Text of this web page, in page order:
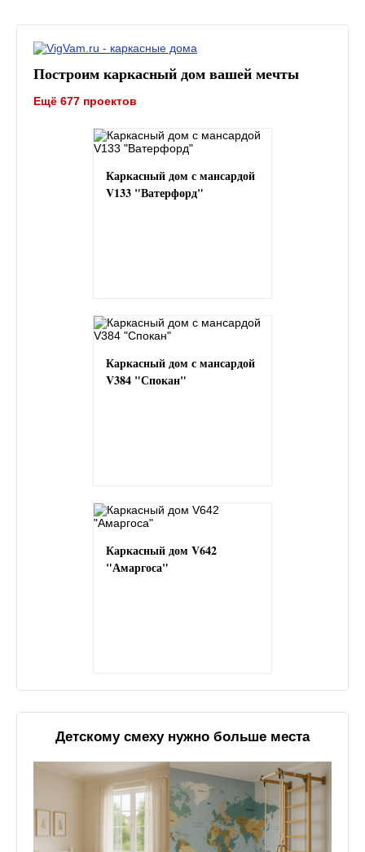
Построим каркасный дом вашей мечты
Ещё 677 проектов
Каркасный дом с мансардой
V133 "Ватерфорд"
Каркасный дом с мансардой
V384 "Спокан"
Каркасный дом V642
"Амаргоса"
Детскому смеху нужно больше места